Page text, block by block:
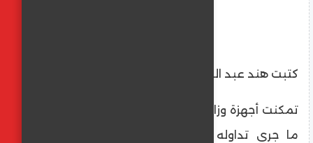
كتبت هند عبد العليم
تمكنت أجهزة وزارة الداخلية من كشف ملابسات
ما جرى تداوله على إحدى المجموعات عبر